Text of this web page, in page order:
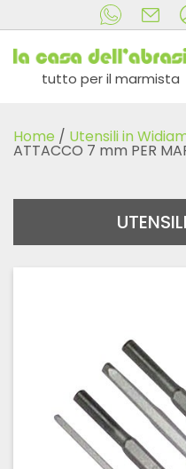
tutto per il marmista
Home / Utensili in
ATTACCO 7 mm PER